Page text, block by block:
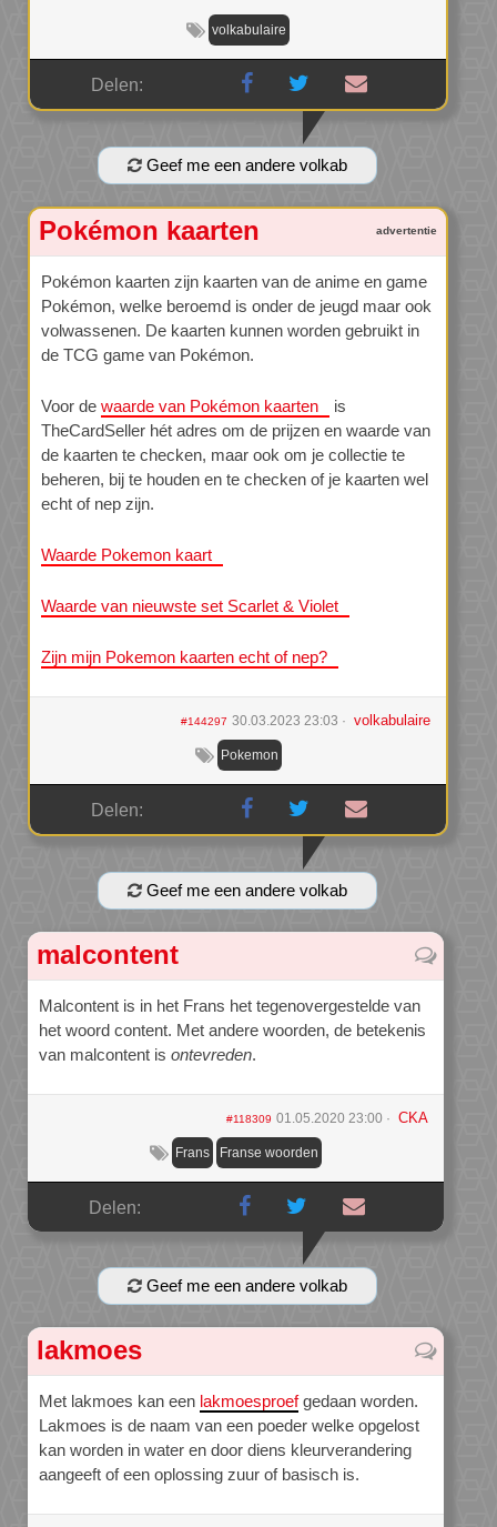
volkabulaire
Delen:
Geef me een andere volkab
Pokémon kaarten
Pokémon kaarten zijn kaarten van de anime en game
Pokémon, welke beroemd is onder de jeugd maar ook
volwassenen. De kaarten kunnen worden gebruikt in
de TCG game van Pokémon.
Voor de waarde van Pokémon kaarten
is
TheCardSeller hét adres om de prijzen en waarde van
de kaarten te checken, maar ook om je collectie te
beheren, bij te houden en te checken of je kaarten wel
echt of nep zijn.
Waarde Pokemon kaart
Waarde van nieuwste set Scarlet & Violet
Zijn mijn Pokemon kaarten echt of nep?
#144297 30.03.2023 23:03 volkabulaire
Pokemon
Delen:
Geef me een andere volkab
malcontent
Malcontent is in het Frans het tegenovergestelde van
het woord content. Met andere woorden, de betekenis
van malcontent is ontevreden.
#118309 01.05.2020 23:00 CKA
Frans Franse woorden
Delen:
Geef me een andere volkab
lakmoes
Met lakmoes kan een lakmoesproefgedaan worden.
Lakmoes is de naam van een poeder welke opgelost
kan worden in water en door diens kleurverandering
aangeeft of een oplossing zuur of basisch is.